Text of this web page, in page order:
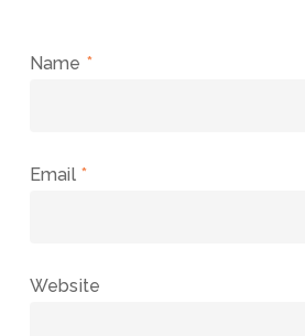
Name *
Email *
Website